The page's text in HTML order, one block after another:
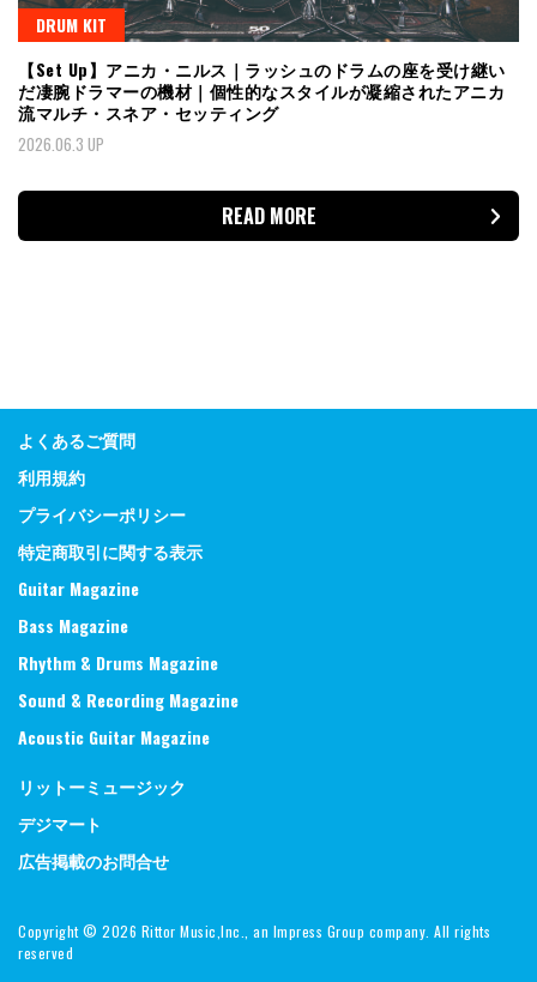
DRUM KIT
【Set Up】アニカ・ニルス｜ラッシュのドラムの座を受け継い
だ凄腕ドラマーの機材｜個性的なスタイルが凝縮されたアニカ
流マルチ・スネア・セッティング
2026.06.3 UP
READ MORE
よくあるご質問
利用規約
プライバシーポリシー
特定商取引に関する表示
Guitar Magazine
Bass Magazine
Rhythm & Drums Magazine
Sound & Recording Magazine
Acoustic Guitar Magazine
リットーミュージック
デジマート
広告掲載のお問合せ
Copyright © 2026 Rittor Music,Inc., an Impress Group company. All rights
reserved